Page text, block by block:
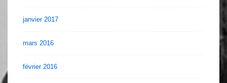
janvier 2017
mars 2016
février 2016